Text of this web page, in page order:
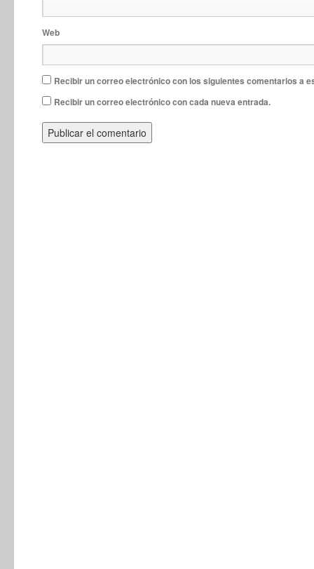
Web
Recibir un correo electrónico con los siguientes comentarios a
Recibir un correo electrónico con cada nueva entrada.